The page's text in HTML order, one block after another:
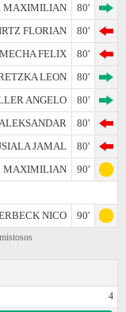
MAXIMILIAN
80'
FLORIAN
80'
FELIX
80'
LEON
80'
ANGELO
80'
80'
JAMAL
80'
MAXIMILIAN
90'
NICO
90'
4